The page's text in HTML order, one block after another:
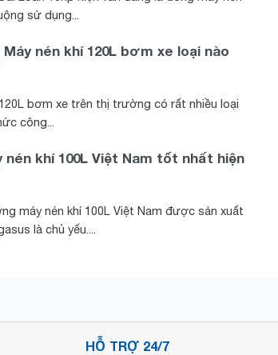
sử dụng...
Máy nén khí 120L bơm xe loại nào
bơm xe trên thị trường có rất nhiều loại
công...
nén khí 100L Việt Nam tốt nhất hiện
máy nén khí 100L Việt Nam được sản xuất
là chủ yếu....
HỖ TRỢ 24/7